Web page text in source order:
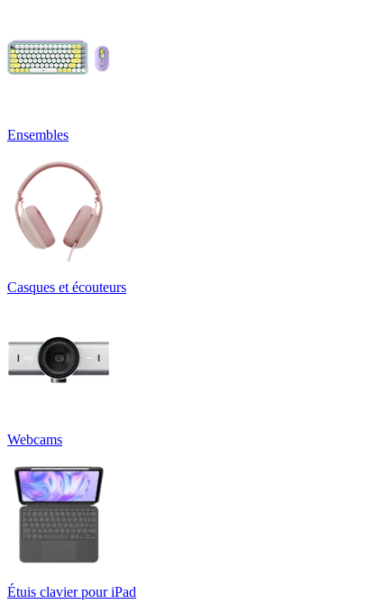
Ensembles
Casques et écouteurs
Webcams
Étuis clavier pour iPad